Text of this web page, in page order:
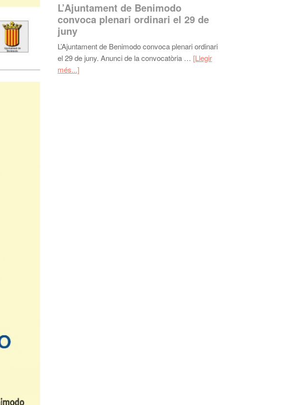
L’Ajuntament de Benimodo
convoca plenari ordinari el 29 de
juny
L’Ajuntament de Benimodo convoca plenari ordinari
el 29 de juny. Anunci de la convocatòria … [Llegir
més...]